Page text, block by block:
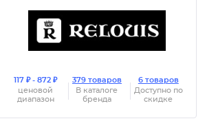
117 ₽ - 872 ₽
ценовой
диапазон
379 товаров
В каталоге
бренда
6 товаров
Доступно по
скидке